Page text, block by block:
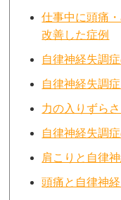
仕事中に頭痛
改善した症例
自律神経失調
自律神経失調
力の入りずら
自律神経失調
肩こりと自律
頭痛と自律神